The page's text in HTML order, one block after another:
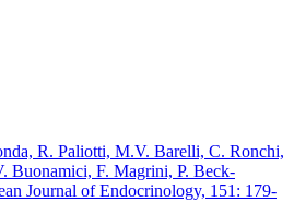
R. Paliotti, M.V. Barelli, C. Ronchi,
Buonamici, F. Magrini, P. Beck-
Journal of Endocrinology, 151: 179-